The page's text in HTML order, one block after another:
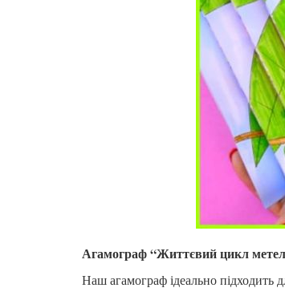
Агамограф “Життєвий цикл
Наш агамограф ідеально підходить